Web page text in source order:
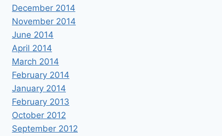
December 2014
November 2014
June 2014
April 2014
March 2014
February 2014
January 2014
February 2013
October 2012
September 2012